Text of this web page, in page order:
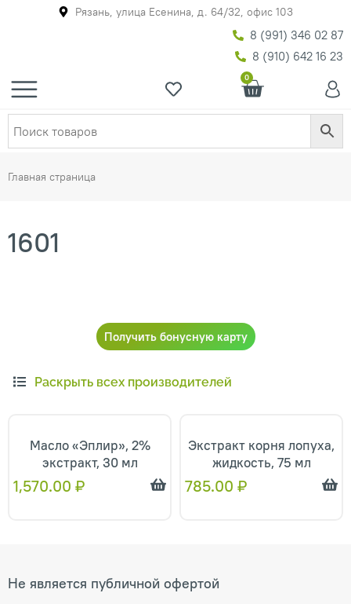
Рязань, улица Есенина, д. 64/32, офис 103
8 (991) 346 02 87
8 (910) 642 16 23
0
Главная страница
1601
Получить бонусную карту
Раскрыть всех производителей
Масло «Эплир», 2%
экстракт, 30 мл
1,570.00 ₽
Экстракт корня лопуха,
жидкость, 75 мл
785.00 ₽
Не является публичной офертой